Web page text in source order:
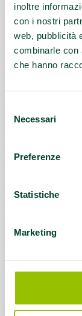
inoltre
con i nostri
web, pubblicità
combinarle con
che hanno
delNecessari
Preferenze
Statistiche
Marketing
Link:
eta/